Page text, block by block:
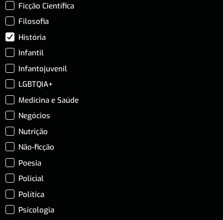
Ficção Científica
Filosofia
História
Infantil
Infantojuvenil
LGBTQIA+
Medicina e Saúde
Negócios
Nutrição
Não-ficção
Poesia
Policial
Política
Psicologia